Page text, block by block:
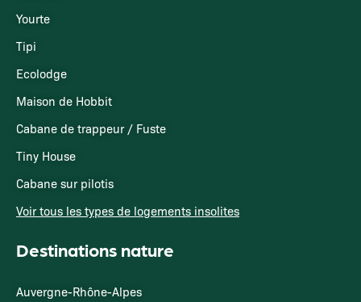
Yourte
Tipi
Ecolodge
Maison de Hobbit
Cabane de trappeur / Fuste
Tiny House
Cabane sur pilotis
Voir tous les types de logements insolites
Destinations nature
Auvergne-Rhône-Alpes